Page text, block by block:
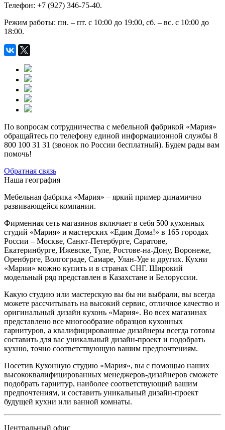
Телефон: +7 (927) 346-75-40.
Режим работы: пн. – пт. с 10:00 до 19:00, сб. – вс. с 10:00 до
18:00.
По вопросам сотрудничества с мебельной фабрикой «Мария»
обращайтесь по телефону единой информационной службы 8
800 100 31 31 (звонок по России бесплатный). Будем рады вам
помочь!
Обратная связь
Наша география
Мебельная фабрика «Мария» – яркий пример динамично
развивающейся компании.
Фирменная сеть магазинов включает в себя 500 кухонных
студий «Мария» и мастерских «Едим Дома!» в 165 городах
России – Москве, Санкт-Петербурге, Саратове,
Екатеринбурге, Ижевске, Туле, Ростове-на-Дону, Воронеже,
Оренбурге, Волгограде, Самаре, Улан-Уде и других. Кухни
«Марии» можно купить и в странах СНГ. Широкий
модельный ряд представлен в Казахстане и Белоруссии.
Какую студию или мастерскую вы бы ни выбрали, вы всегда
можете рассчитывать на высокий сервис, отличное качество и
оригинальный дизайн кухонь «Мария». Во всех магазинах
представлено все многообразие образцов кухонных
гарнитуров, а квалифицированные дизайнеры всегда готовы
составить для вас уникальный дизайн-проект и подобрать
кухню, точно соответствующую вашим предпочтениям.
Посетив Кухонную студию «Мария», вы с помощью наших
высококвалифицированных менеджеров-дизайнеров сможете
подобрать гарнитур, наиболее соответствующий вашим
предпочтениям, и составить уникальный дизайн-проект
будущей кухни или ванной комнаты.
Центральный офис